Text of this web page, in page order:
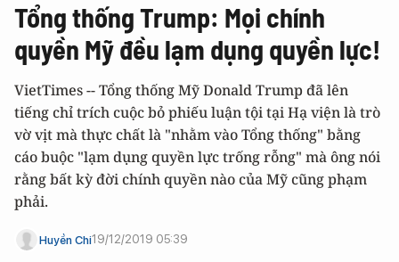
Tổng thống Trump: Mọi chính
quyền Mỹ đều lạm dụng quyền lực!
VietTimes -- Tổng thống Mỹ Donald Trump đã lên
tiếng chỉ trích cuộc bỏ phiếu luận tội tại Hạ viện là trò
vờ vịt mà thực chất là "nhằm vào Tổng thống" bằng
cáo buộc "lạm dụng quyền lực trống rỗng" mà ông nói
rằng bất kỳ đời chính quyền nào của Mỹ cũng phạm
phải.
Huyền Chi19/12/2019 05:39